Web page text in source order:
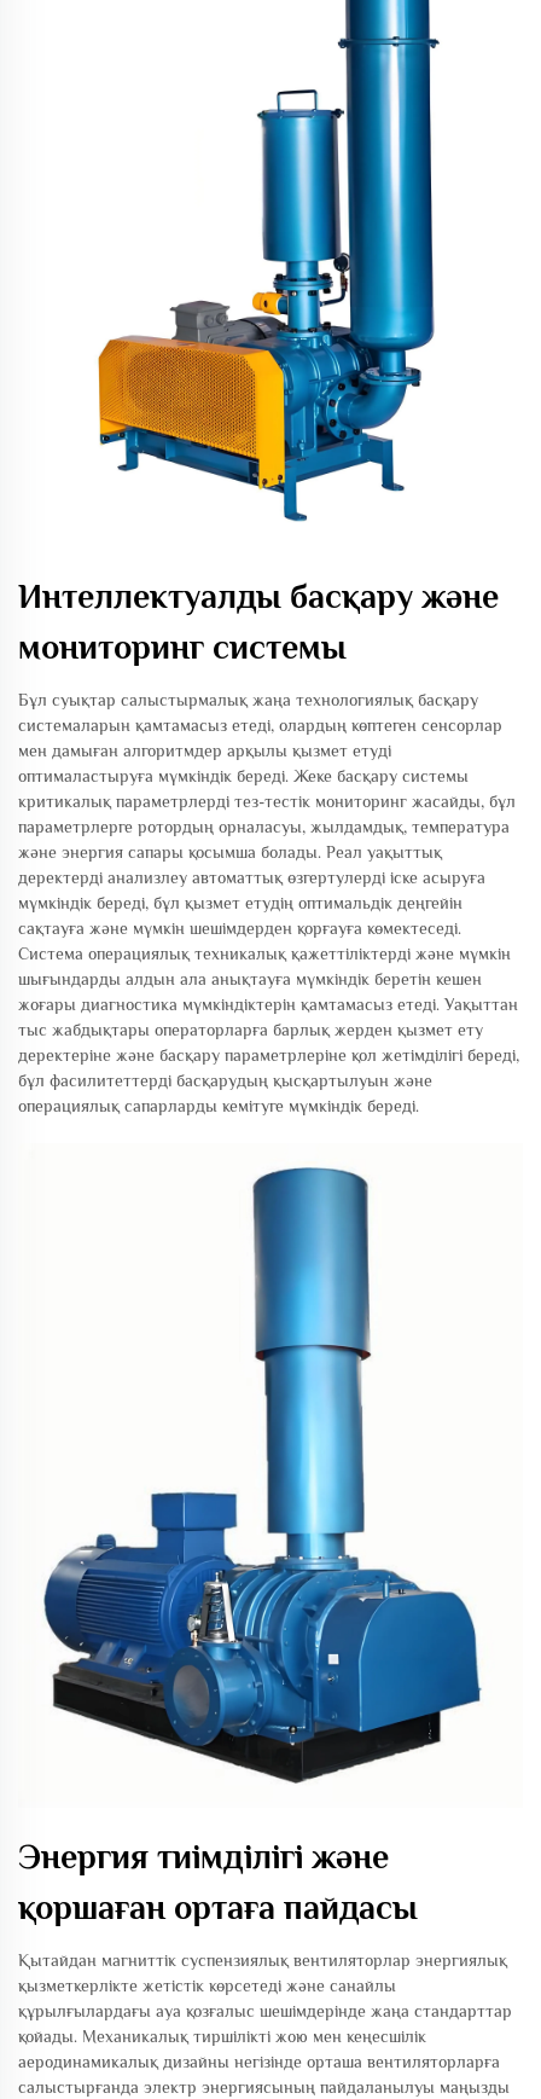
Интеллектуалды басқару және
мониторинг системы
Бұл суықтар салыстырмалық жаңа технологиялық басқару
системаларын қамтамасыз етеді, олардың көптеген сенсорлар
мен дамыған алгоритмдер арқылы қызмет етуді
оптималастыруға мүмкіндік береді. Жеке басқару системы
критикалық параметрлерді тез-тестік мониторинг жасайды, бұл
параметрлерге ротордың орналасуы, жылдамдық, температура
және энергия сапары қосымша болады. Реал уақыттық
деректерді анализлеу автоматтық өзгертулерді іске асыруға
мүмкіндік береді, бұл қызмет етудің оптимальдік деңгейін
сақтауға және мүмкін шешімдерден қорғауға көмектеседі.
Система операциялық техникалық қажеттіліктерді және мүмкін
шығындарды алдын ала анықтауға мүмкіндік беретін кешен
жоғары диагностика мүмкіндіктерін қамтамасыз етеді. Уақыттан
тыс жабдықтары операторларға барлық жерден қызмет ету
деректеріне және басқару параметрлеріне қол жетімділігі береді,
бұл фасилитеттерді басқарудың қысқартылуын және
операциялық сапарларды кемітуге мүмкіндік береді.
Энергия тиімділігі және
қоршаған ортаға пайдасы
Қытайдан магниттік суспензиялық вентиляторлар энергиялық
қызметкерлікте жетістік көрсетеді және санайлы
құрылғылардағы ауа қозғалыс шешімдерінде жаңа стандарттар
қойады. Механикалық тиршілікті жою мен кеңесшілік
аеродинамикалық дизайны негізінде орташа вентиляторларға
салыстырғанда электр энергиясының пайдаланылуы маңызды